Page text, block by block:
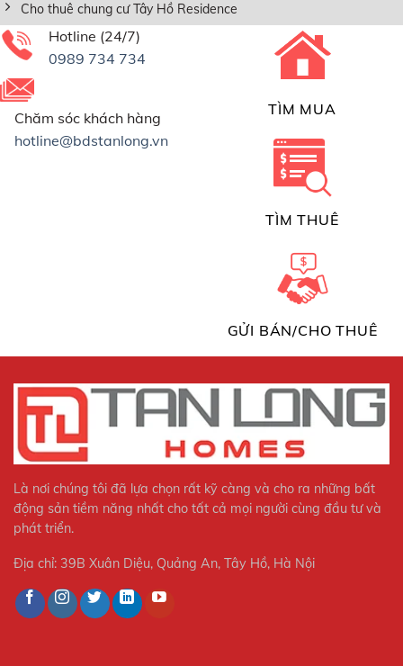
Cho thuê chung cư Tây Hồ Residence
Hotline (24/7)
0989 734 734
Chăm sóc khách hàng
hotline@bdstanlong.vn
TÌM MUA
TÌM THUÊ
GỬI BÁN/CHO THUÊ
Là nơi chúng tôi đã lựa chọn rất kỹ càng và cho ra những bất
động sản tiềm năng nhất cho tất cả mọi người cùng đầu tư và
phát triển.
Địa chỉ: 39B Xuân Diệu, Quảng An, Tây Hồ, Hà Nội